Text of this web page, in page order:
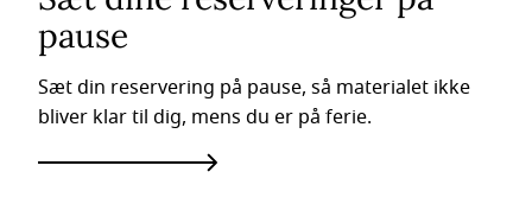
pause
Sæt din reservering på pause, så materialet ikke
bliver klar til dig, mens du er på ferie.